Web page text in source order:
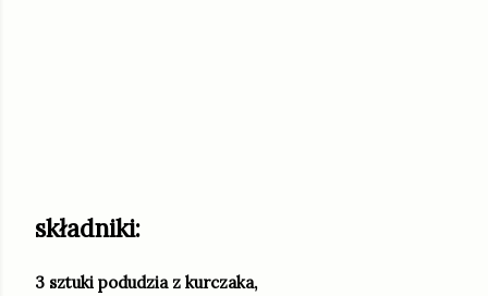
składniki:
3 sztuki podudzia z kurczaka,